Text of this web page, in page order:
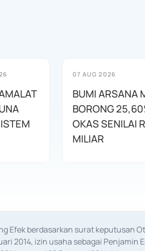
07 AUG 2026
BUMI ARSANA
BORONG
OKAS SENILAI
MILIAR
Efek berdasarkan surat keputusan
2014, izin usaha sebagai